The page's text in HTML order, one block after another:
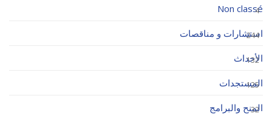
Non classé
4
استشارات و مناقصات
244
الأحداث
132
المستجدات
125
المنح والبرامج
32